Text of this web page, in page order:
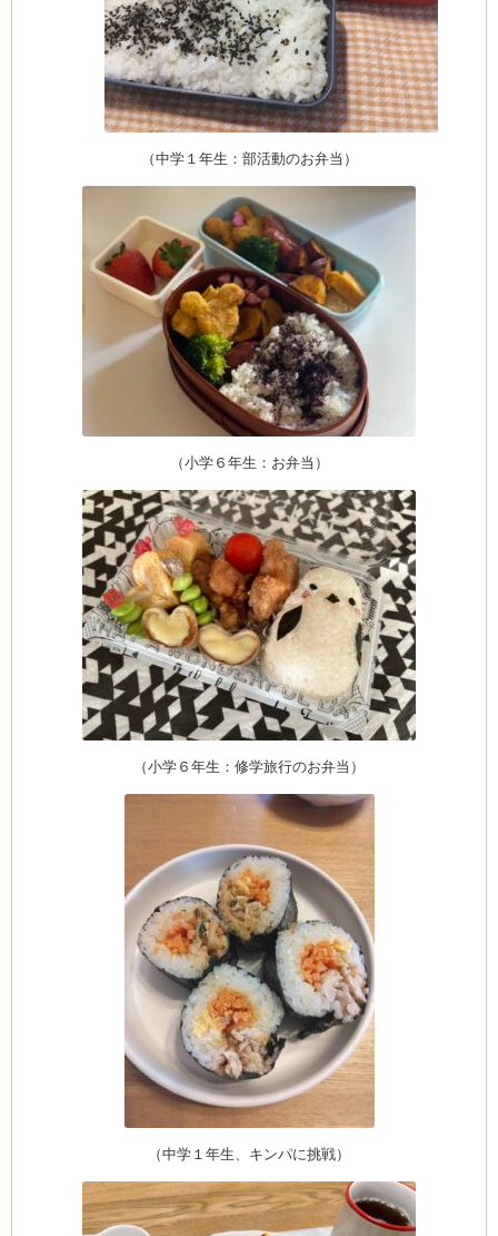
室・テイクアウト
Clémentine
（中学１年生：部活動のお弁当）
（小学６年生：お弁当）
（小学６年生：修学旅行のお弁当）
（中学１年生、キンパに挑戦）